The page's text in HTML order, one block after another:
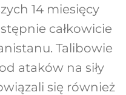
14 miesięcy
całkowicie
Talibowie
ataków na siły
się również